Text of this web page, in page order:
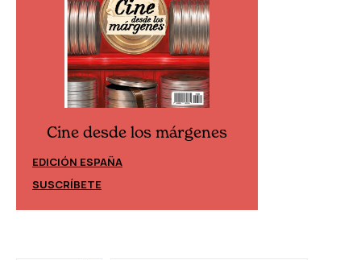
Cine desde los márgenes
EDICIÓN ESPAÑA
SUSCRÍBETE